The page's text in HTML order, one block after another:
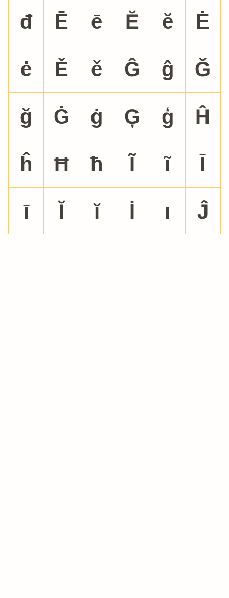
đ Ē ē Ĕ ĕ Ė
ė Ě ě Ĝ ĝ Ğ
ğ Ġ ġ Ģ ģ Ĥ
ĥ Ħ ħ Ĩ ĩ Ī
ī Ĭ ĭ İ ı Ĵ